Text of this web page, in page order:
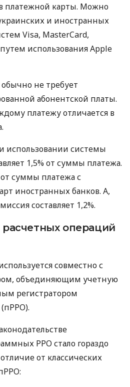
платежной карты. Можно
и иностранных
Visa, MasterCard,
использования Apple
не требует
абонентской платы.
платежу отличается в
использовании системы
1,5% от суммы платежа.
суммы платежа с
иностранных банков. А,
составляет 1,2%.
операций
совместно с
объединяющим учетную
регистратором
РРО стало гораздо
от классических